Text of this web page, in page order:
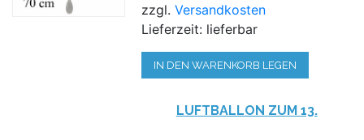
zzgl.Versandkosten
Lieferzeit: lieferbar
IN DEN WARENKORB LEGEN
LUFTBALLON ZUM 13.